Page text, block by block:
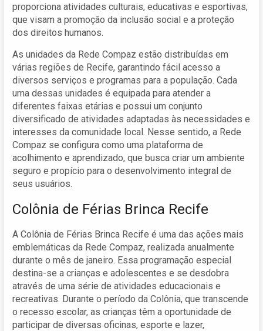
proporciona atividades culturais, educativas e esportivas,
que visam a promoção da inclusão social e a proteção
dos direitos humanos.
As unidades da Rede Compaz estão distribuídas em
várias regiões de Recife, garantindo fácil acesso a
diversos serviços e programas para a população. Cada
uma dessas unidades é equipada para atender a
diferentes faixas etárias e possui um conjunto
diversificado de atividades adaptadas às necessidades e
interesses da comunidade local. Nesse sentido, a Rede
Compaz se configura como uma plataforma de
acolhimento e aprendizado, que busca criar um ambiente
seguro e propício para o desenvolvimento integral de
seus usuários.
Colônia de Férias Brinca Recife
A Colônia de Férias Brinca Recife é uma das ações mais
emblemáticas da Rede Compaz, realizada anualmente
durante o mês de janeiro. Essa programação especial
destina-se a crianças e adolescentes e se desdobra
através de uma série de atividades educacionais e
recreativas. Durante o período da Colônia, que transcende
o recesso escolar, as crianças têm a oportunidade de
participar de diversas oficinas, esporte e lazer,